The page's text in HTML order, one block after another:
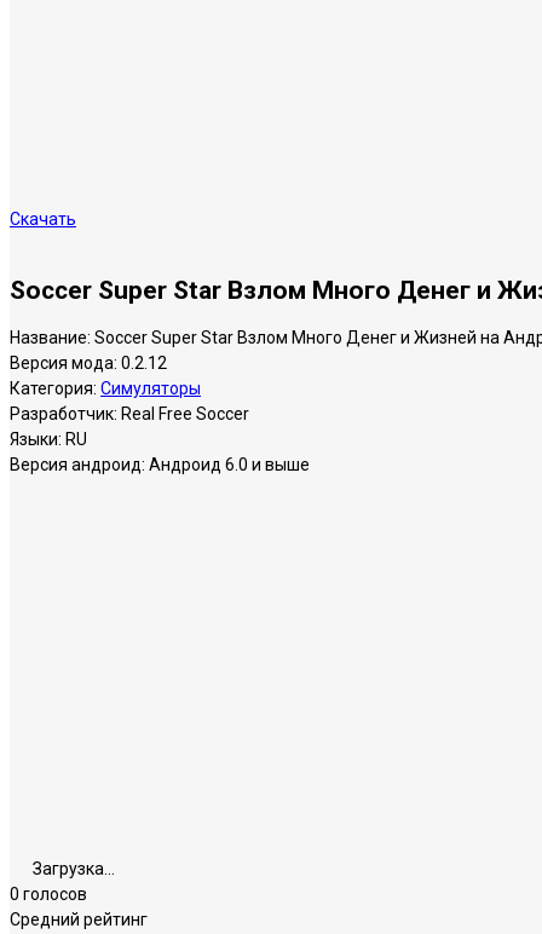
Скачать
Soccer Super Star Взлом Много Денег и
Название: Soccer Super Star Взлом Много Денег и Жизней на
Версия мода: 0.2.12
Категория: Симуляторы
Разработчик: Real Free Soccer
Языки: RU
Версия андроид: Андроид 6.0 и выше
Загрузка...
0 голосов
Средний рейтинг